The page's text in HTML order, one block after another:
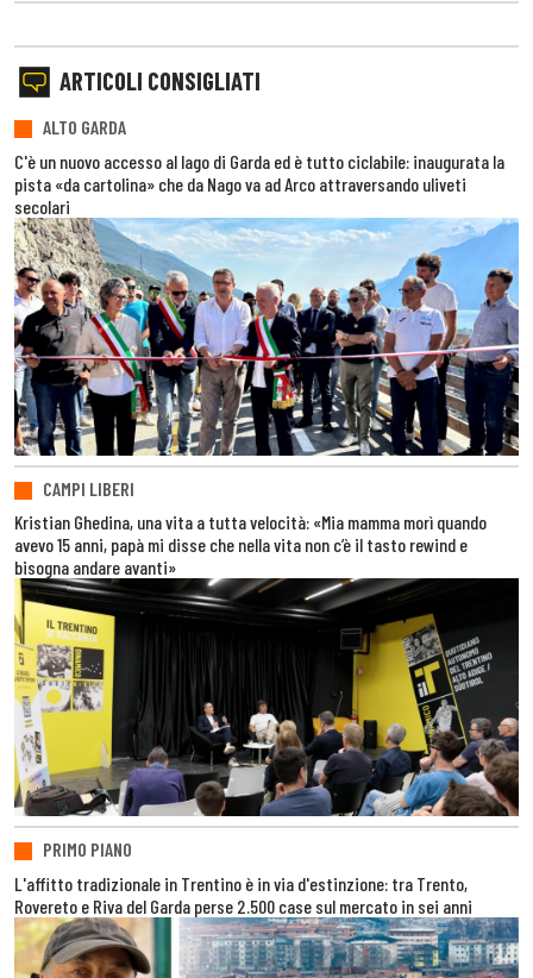
ARTICOLI CONSIGLIATI
ALTO GARDA
C'è un nuovo accesso al lago di Garda ed è tutto ciclabile: inaugurata la
pista «da cartolina» che da Nago va ad Arco attraversando uliveti
secolari
CAMPI LIBERI
Kristian Ghedina, una vita a tutta velocità: «Mia mamma morì quando
avevo 15 anni, papà mi disse che nella vita non c’è il tasto rewind e
bisogna andare avanti»
PRIMO PIANO
L'affitto tradizionale in Trentino è in via d'estinzione: tra Trento,
Rovereto e Riva del Garda perse 2.500 case sul mercato in sei anni